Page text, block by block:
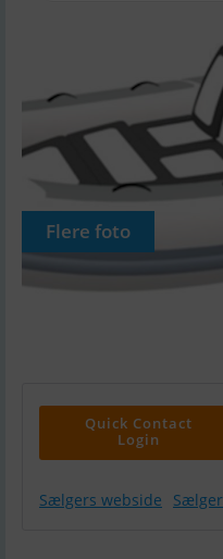
Flere foto
Quick Contact
Login
Sælgers webside